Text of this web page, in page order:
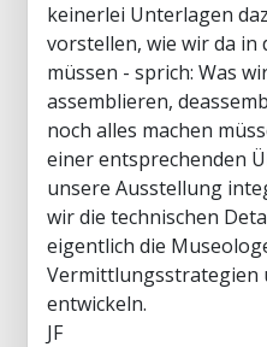
keinerlei Unterlagen
vorstellen, wie wir da in
müssen - sprich: Was
assemblieren,
noch alles machen
einer entsprechenden
unsere Ausstellung
wir die technischen
eigentlich die
Vermittlungsstrategien
entwickeln.
JF